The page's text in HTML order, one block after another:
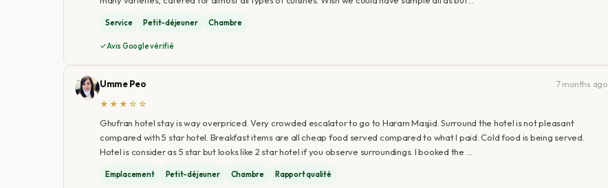
Service Petit-déjeuner Chambre
Avis Google vérifié
Umme Peo
7 months ago
★★★☆☆
Ghufran hotel stay is way overpriced. Very crowded escalator to go to Haram Masjid. Surround the hotel is not pleasant
compared with 5 star hotel. Breakfast items are all cheap food served compared to what I paid. Cold food is being served.
Hotel is consider as 5 star but looks like 2 star hotel if you observe surroundings. I booked the …
Emplacement Petit-déjeuner Chambre Rapport qualité